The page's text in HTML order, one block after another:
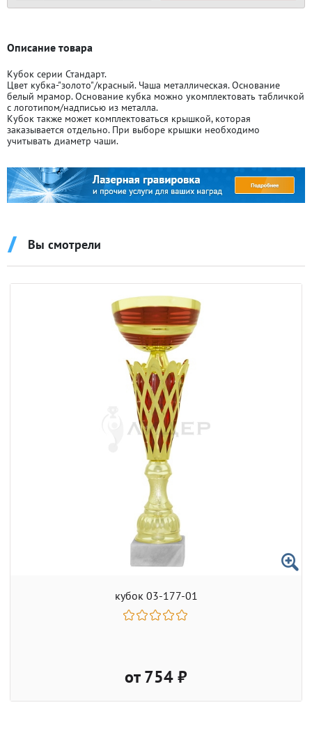
Описание товара
Кубок серии Стандарт.
Цвет кубка-"золото"/красный. Чаша металлическая. Основание
белый мрамор. Основание кубка можно укомплектовать табличкой
с логотипом/надписью из металла.
Кубок также может комплектоваться крышкой, которая
заказывается отдельно. При выборе крышки необходимо
учитывать диаметр чаши.
Вы смотрели
кубок 03-177-01
от 754 ₽